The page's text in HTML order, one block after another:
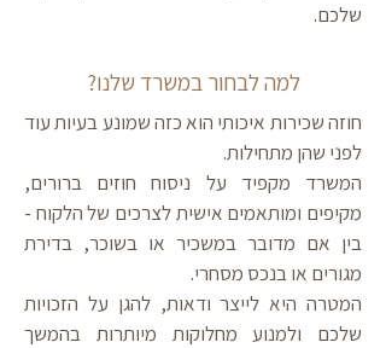
שלכם.
למה לבחור במשרד שלנו?
חוזה שכירות איכותי הוא כזה שמונע בעיות עוד
לפני שהן מתחילות.
המשרד מקפיד על ניסוח חוזים ברורים,
מקיפים ומותאמים אישית לצרכים של הלקוח -
בין אם מדובר במשכיר או בשוכר, בדירת
מגורים או בנכס מסחרי.
המטרה היא לייצר ודאות, להגן על הזכויות
שלכם ולמנוע מחלוקות מיותרות בהמשך